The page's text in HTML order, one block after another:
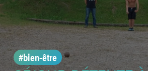
#bien-être